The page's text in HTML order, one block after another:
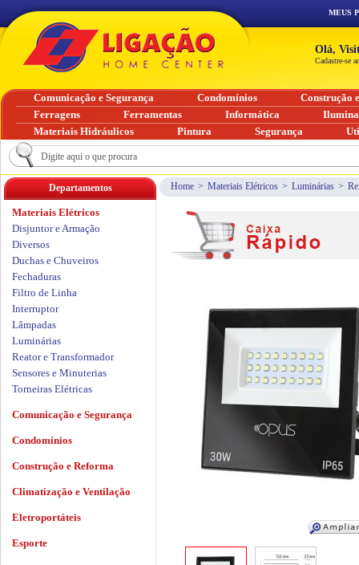
Home > Materiais Elétricos > Luminárias >
Departamentos
Materiais Elétricos
Disjuntor e Armação
Diversos
Duchas e Chuveiros
Fechaduras
Filtro de Linha
Interruptor
Lâmpadas
Luminárias
Reator e Transformador
Sensores e Minuterias
Torneiras Elétricas
Comunicação e Segurança
Condomínios
Construção e Reforma
Climatização e Ventilação
Eletroportáteis
Esporte
MEUS
Olá,
Cadastre-se
Comunicação e Segurança Condomínios
Construção
Ferragens
Ferramentas Informática
Materiais Hidráulicos
Pintura Segurança